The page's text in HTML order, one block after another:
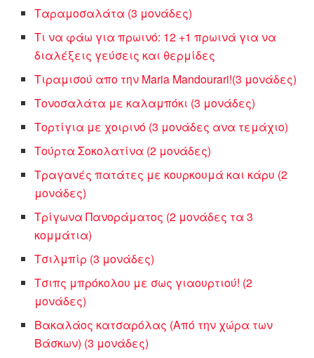
Ταραμοσαλάτα (3 μονάδες)
Τι να φάω για πρωινό: 12 +1 πρωινά για να
διαλέξεις γεύσεις και θερμίδες
Τιραμισού απο την Maria Mandourari!(3 μονάδες)
Τονοσαλάτα με καλαμπόκι (3 μονάδες)
Τορτίγια με χοιρινό (3 μονάδες ανα τεμάχιο)
Τούρτα Σοκολατίνα (2 μονάδες)
Τραγανές πατάτες με κουρκουμά και κάρυ (2
μονάδες)
Τρίγωνα Πανοράματος (2 μονάδες τα 3
κομμάτια)
Τσιλμπίρ (3 μονάδες)
Τσιπς μπρόκολου με σως γιαουρτιού! (2
μονάδες)
Βακαλάος κατσαρόλας (Από την χώρα των
Βάσκων) (3 μονάδες)